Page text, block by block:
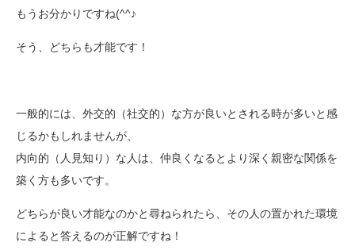
もうお分かりですね(^^♪
そう、どちらも才能です！
一般的には、外交的（社交的）な方が良いとされる時が多いと感
じるかもしれませんが、
内向的（人見知り）な人は、仲良くなるとより深く親密な関係を
築く方も多いです。
どちらが良い才能なのかと尋ねられたら、その人の置かれた環境
によると答えるのが正解ですね！